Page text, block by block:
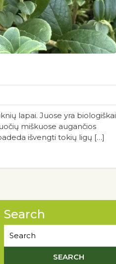
lapai. Juose yra biologiškai
miškuose augančios
išvengti tokių ligų […]
Search